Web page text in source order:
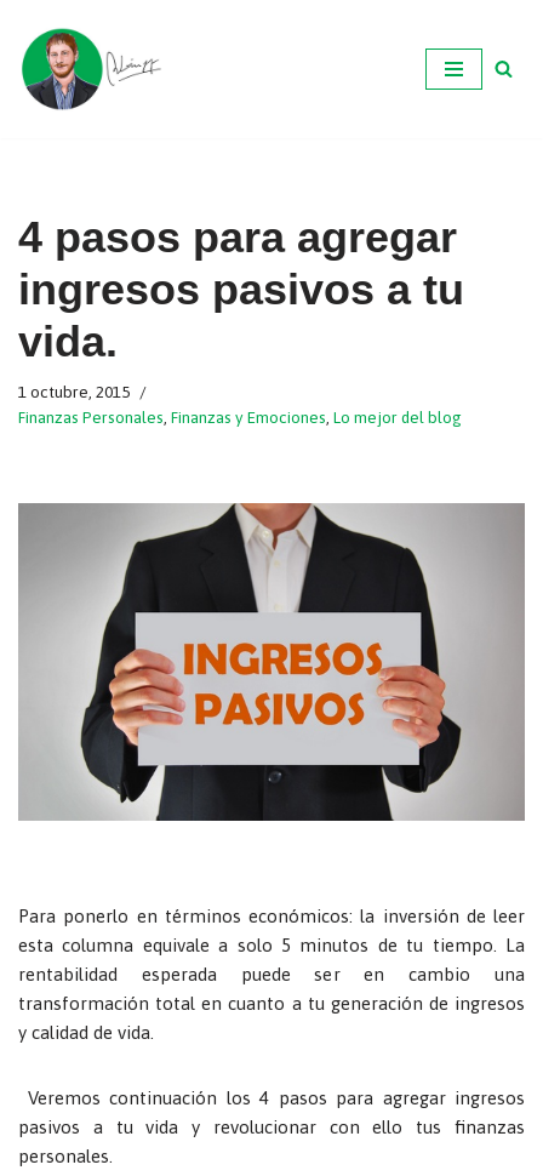
Ir
al
4 pasos para agregar
ingresos pasivos a tu
vida.
1 octubre, 2015
Finanzas Personales Finanzas y Emociones Lo mejor del blog
Para ponerlo en términos económicos: la inversión de leer
esta columna equivale a solo 5 minutos de tu tiempo. La
rentabilidad esperada puede ser en cambio una
transformación total en cuanto a tu generación de ingresos
y calidad de vida.
Veremos continuación los 4 pasos para agregar ingresos
pasivos a tu vida y revolucionar con ello tus finanzas
personales.